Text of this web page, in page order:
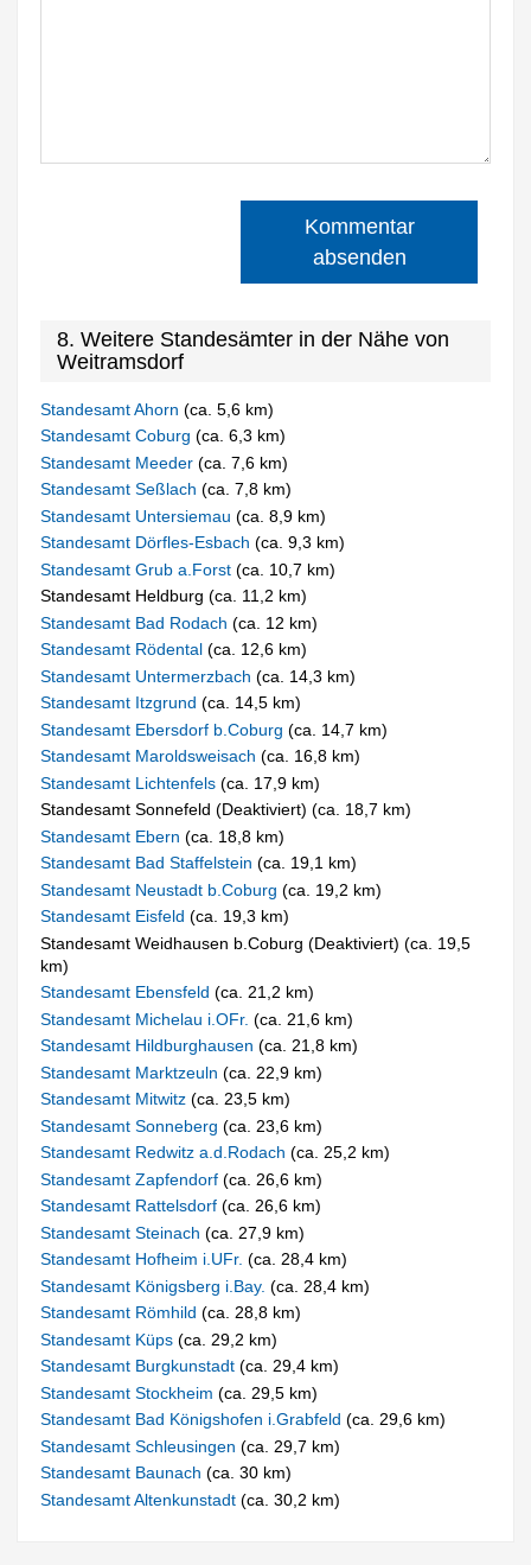
Kommentar
absenden
8. Weitere Standesämter in der Nähe von
Weitramsdorf
Standesamt Ahorn(ca. 5,6 km)
Standesamt Coburg(ca. 6,3 km)
Standesamt Meeder(ca. 7,6 km)
Standesamt Seßlach(ca. 7,8 km)
Standesamt Untersiemau(ca. 8,9 km)
Standesamt Dörfles-Esbach(ca. 9,3 km)
Standesamt Grub a.Forst(ca. 10,7 km)
Standesamt Heldburg (ca. 11,2 km)
Standesamt Bad Rodach(ca. 12 km)
Standesamt Rödental(ca. 12,6 km)
Standesamt Untermerzbach(ca. 14,3 km)
Standesamt Itzgrund(ca. 14,5 km)
Standesamt Ebersdorf b.Coburg(ca. 14,7 km)
Standesamt Maroldsweisach(ca. 16,8 km)
Standesamt Lichtenfels(ca. 17,9 km)
Standesamt Sonnefeld (Deaktiviert) (ca. 18,7 km)
Standesamt Ebern(ca. 18,8 km)
Standesamt Bad Staffelstein(ca. 19,1 km)
Standesamt Neustadt b.Coburg(ca. 19,2 km)
Standesamt Eisfeld(ca. 19,3 km)
Standesamt Weidhausen b.Coburg (Deaktiviert) (ca. 19,5
km)
Standesamt Ebensfeld(ca. 21,2 km)
Standesamt Michelau i.OFr.(ca. 21,6 km)
Standesamt Hildburghausen(ca. 21,8 km)
Standesamt Marktzeuln(ca. 22,9 km)
Standesamt Mitwitz(ca. 23,5 km)
Standesamt Sonneberg(ca. 23,6 km)
Standesamt Redwitz a.d.Rodach(ca. 25,2 km)
Standesamt Zapfendorf(ca. 26,6 km)
Standesamt Rattelsdorf(ca. 26,6 km)
Standesamt Steinach(ca. 27,9 km)
Standesamt Hofheim i.UFr.(ca. 28,4 km)
Standesamt Königsberg i.Bay.(ca. 28,4 km)
Standesamt Römhild(ca. 28,8 km)
Standesamt Küps(ca. 29,2 km)
Standesamt Burgkunstadt(ca. 29,4 km)
Standesamt Stockheim(ca. 29,5 km)
Standesamt Bad Königshofen i.Grabfeld(ca. 29,6 km)
Standesamt Schleusingen(ca. 29,7 km)
Standesamt Baunach(ca. 30 km)
Standesamt Altenkunstadt(ca. 30,2 km)